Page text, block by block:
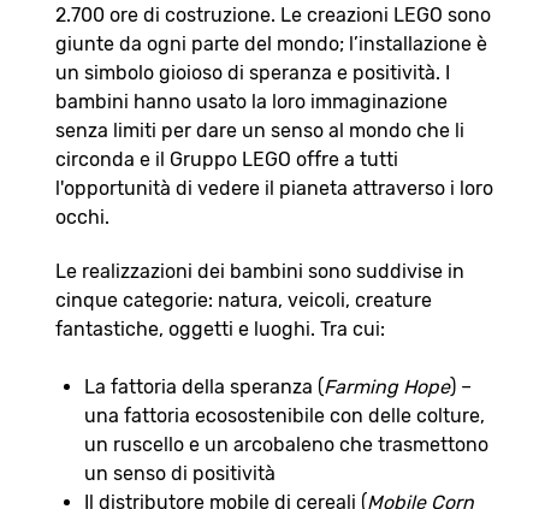
2.700 ore di costruzione. Le creazioni LEGO sono
giunte da ogni parte del mondo; l’installazione è
un simbolo gioioso di speranza e positività. I
bambini hanno usato la loro immaginazione
senza limiti per dare un senso al mondo che li
circonda e il Gruppo LEGO offre a tutti
l'opportunità di vedere il pianeta attraverso i loro
occhi.
Le realizzazioni dei bambini sono suddivise in
cinque categorie: natura, veicoli, creature
fantastiche, oggetti e luoghi. Tra cui:
La fattoria della speranza (Farming Hope) –
una fattoria ecosostenibile con delle colture,
un ruscello e un arcobaleno che trasmettono
un senso di positività
Il distributore mobile di cereali (Mobile Corn